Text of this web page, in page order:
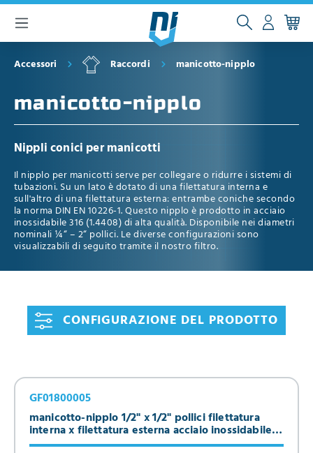
principale
Accessori Raccordi manicotto-nipplo
manicotto-nipplo
Nippli conici per manicotti
Il nipplo per manicotti serve per collegare o ridurre i sistemi di
tubazioni. Su un lato è dotato di una filettatura interna e
sull'altro di una filettatura esterna: entrambe coniche secondo
la norma DIN EN 10226-1. Questo nipplo è prodotto in acciaio
inossidabile 316 (1.4408) di alta qualità. Disponibile nei diametri
nominali ¼“ – 2“ pollici. Le diverse configurazioni sono
visualizzabili di seguito tramite il nostro filtro.
CONFIGURAZIONE DEL PRODOTTO
manicotto-nipplo 1/2" x 1/2" pollici filettatura
interna x filettatura esterna acciaio inossidabile
316
GF01800005